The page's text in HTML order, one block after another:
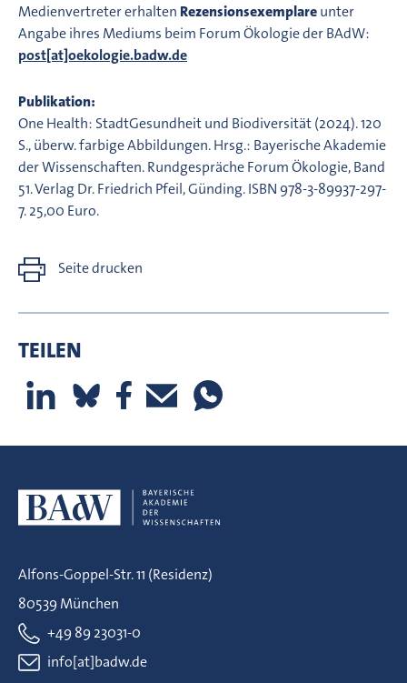
Medienvertreter erhalten Rezensionsexemplareunter
Angabe ihres Mediums beim Forum Ökologie der BAdW:
post[at]oekologie.badw.de
Publikation:
One Health: StadtGesundheit und Biodiversität (2024). 120
S., überw. farbige Abbildungen. Hrsg.: Bayerische Akademie
der Wissenschaften. Rundgespräche Forum Ökologie, Band
51. Verlag Dr. Friedrich Pfeil, Günding. ISBN 978-3-89937-297-
7. 25,00 Euro.
Seite drucken
TEILEN
Alfons-Goppel-Str. 11 (Residenz)
80539 München
+49 89 23031-0
info[at]badw.de